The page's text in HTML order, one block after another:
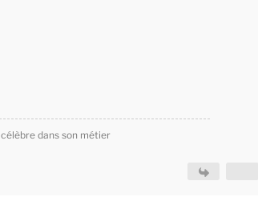
dans son métier